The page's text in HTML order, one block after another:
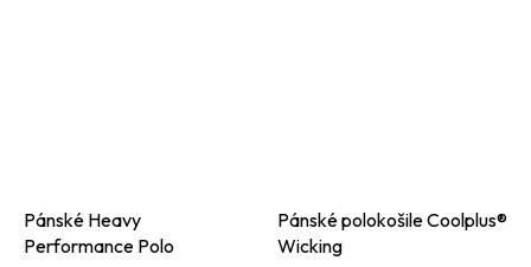
Pánské Heavy
Performance Polo
Pánské polokošile Coolplus®
Wicking